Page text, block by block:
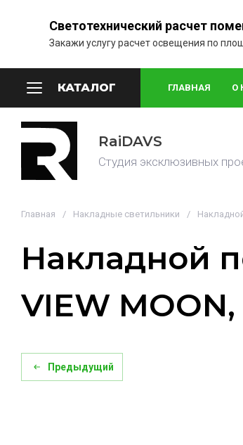
Светотехнический расчет
Закажи услугу расчет освещения по
КАТАЛОГ ГЛАВНАЯ О
RaiDAVS
Студия эксклюзивных
Главная / Накладные светильники /
Накладной
VIEW
Предыдущий